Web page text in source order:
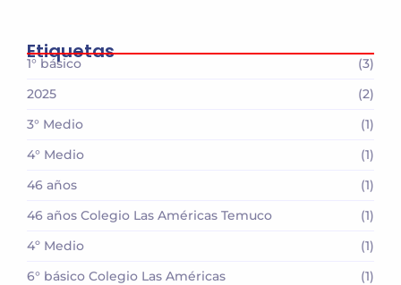
Etiquetas
1° básico
(3)
2025
(2)
3° Medio
(1)
4° Medio
(1)
46 años
(1)
46 años Colegio Las Américas Temuco
(1)
4º Medio
(1)
6° básico Colegio Las Américas
(1)